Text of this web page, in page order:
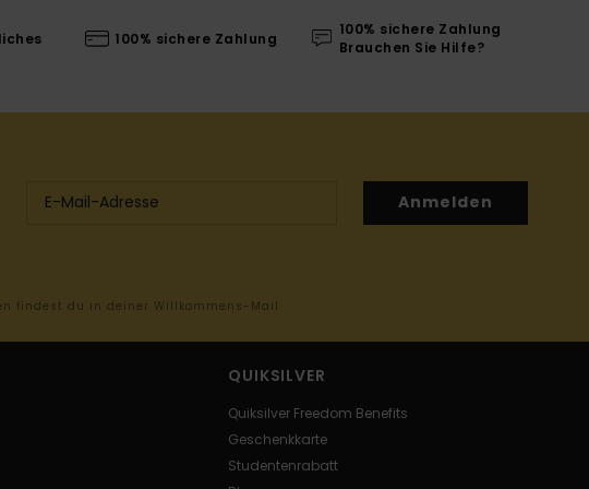
100% sichere Zahlung
100% sichere Zahlung
Brauchen Sie Hilfe?
Anmelden
findest du in deiner Willkommens-Mail
QUIKSILVER
Quiksilver Freedom Benefits
Geschenkkarte
Studentenrabatt